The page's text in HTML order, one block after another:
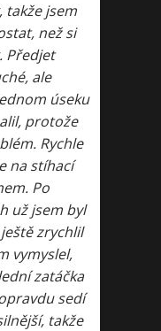
takže jsem
než si
Předjet
ale
úseku
protože
Rychle
na stíhací
Po
už jsem byl
zrychlil
vymyslel,
zatáčka
sedí
takže